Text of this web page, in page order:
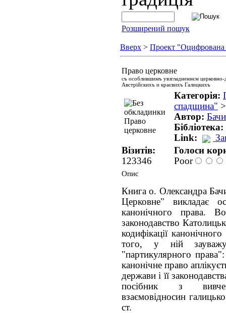
Розширений пошук
Вверх > Проект
Право церковне
съ особлившимъ увзгладненнєм
Австрійскихъ и краєвихъ Галицкихъ
Категорія:
спадщина"
Автор:
Бібліотека:
Link:
Візитів:
123346
Голоси
Poor
Опис
Книга о. Олександра
Церковне" викладає
канонічного права.
законодавство
кодифікації
того, у ній
"партикулярного
канонічне право
держави і її
посібник з
взаємовідносин
ст.